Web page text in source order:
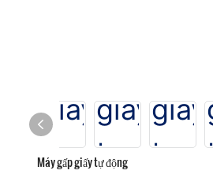
Máy gấp giấy tự động